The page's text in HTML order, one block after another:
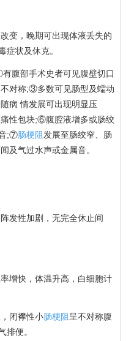
变，晚期可出现体液丢失的
症状及休克。
腹部手术史者可见腹壁切口
对称;③多数可见肠型及蠕动
病 情发展可出现明显压
性包块;⑥腹腔液增多或肠绞
;⑦肠梗阻发展至肠绞窄、肠
及气过水声或金属音。
发性加剧，无完全休止间
增快，体温升高，白细胞计
闭襻性小肠梗阻呈不对称腹
排便。